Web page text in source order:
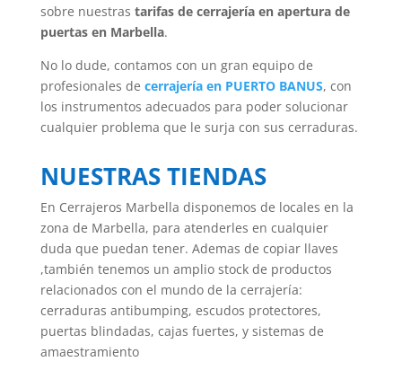
sobre nuestras tarifas de cerrajería en apertura de
puertas en Marbella.
No lo dude, contamos con un gran equipo de
profesionales de cerrajería en PUERTO BANUS, con
los instrumentos adecuados para poder solucionar
cualquier problema que le surja con sus cerraduras.
NUESTRAS TIENDAS
En Cerrajeros Marbella disponemos de locales en la
zona de Marbella, para atenderles en cualquier
duda que puedan tener. Ademas de copiar llaves
,también tenemos un amplio stock de productos
relacionados con el mundo de la cerrajería:
cerraduras antibumping, escudos protectores,
puertas blindadas, cajas fuertes, y sistemas de
amaestramiento